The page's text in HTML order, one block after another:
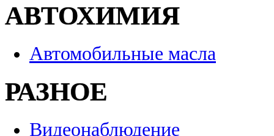
АВТОХИМИЯ
Автомобильные масла
РАЗНОЕ
Видеонаблюдение